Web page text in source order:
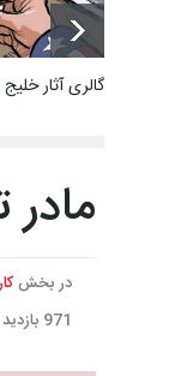
گالری آثار
مادر
در بخش
971 بازدید